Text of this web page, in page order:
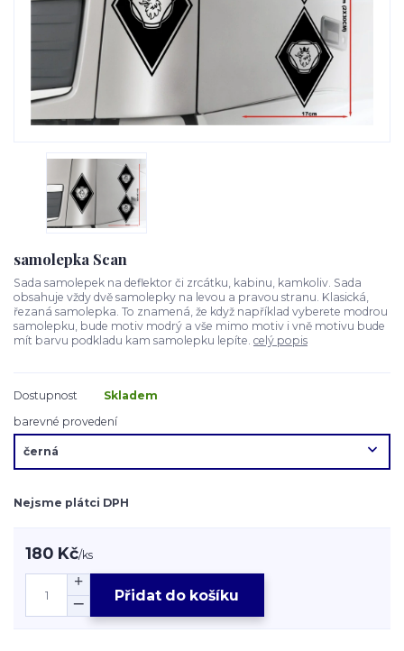
samolepka Scan
Sada samolepek na deflektor či zrcátku, kabinu, kamkoliv. Sada
obsahuje vždy dvě samolepky na levou a pravou stranu. Klasická,
řezaná samolepka. To znamená, že když například vyberete modrou
samolepku, bude motiv modrý a vše mimo motiv i vně motivu bude
mít barvu podkladu kam samolepku lepíte. celý popis
Dostupnost
Skladem
barevné provedení
Nejsme plátci DPH
180 Kč/ks
Přidat do košíku